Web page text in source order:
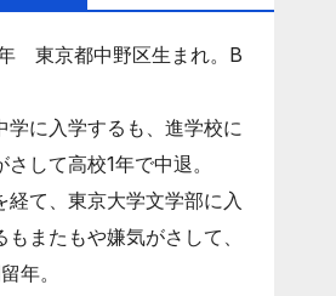
東京都中野区生まれ。B
学に入学するも、進学校に
さして高校1年で中退。
経て、東京大学文学部に入
もまたもや嫌気がさして、
年。